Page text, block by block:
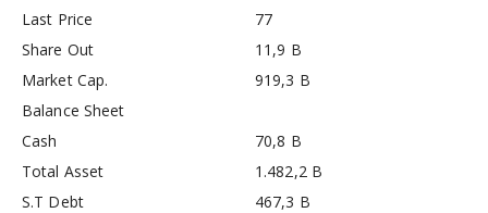
Last Price
77
Share Out
11,9 B
Market Cap.
919,3 B
Balance Sheet
Cash
70,8 B
Total Asset
1.482,2 B
S.T Debt
467,3 B